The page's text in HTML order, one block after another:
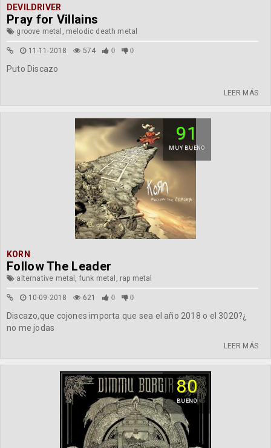
DEVILDRIVER
Pray for Villains
groove metal, melodic death metal
11-11-2018 574 0 0
Puto Discazo
LEER MÁS
91
MUY BUENO
KORN
Follow The Leader
alternative metal, funk metal, rap metal
10-09-2018 621 0 0
Discazo,que cojones importa que sea el año 2018 o el 3020?¿
no me jodas
LEER MÁS
80
BUENO